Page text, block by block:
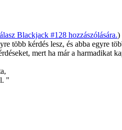
Blackjack #128 hozzászólására.)
több kérdés lesz, és abba egyre
mert ha már a harmadikat
"